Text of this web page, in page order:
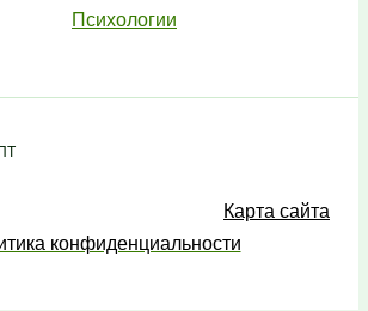
Психологии
Карта сайта
конфиденциальности